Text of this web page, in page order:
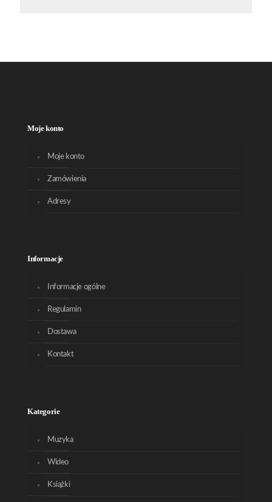
Moje konto
Moje konto
Zamówienia
Adresy
Informacje
Informacje ogólne
Regulamin
Dostawa
Kontakt
Kategorie
Muzyka
Wideo
Książki